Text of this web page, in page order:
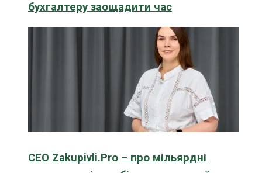
бухгалтеру заощадити час
CEO Zakupivli.Pro – про мільярдні